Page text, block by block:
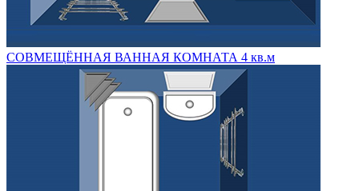
СОВМЕЩЁННАЯ ВАННАЯ КОМНАТА 4 кв.м